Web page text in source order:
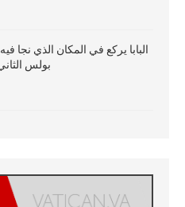
البابا يركع في المكان الذي نجا
بولس